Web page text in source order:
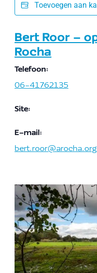
Toevoegen aan
Bert Roor –
Rocha
Telefoon:
06-41762135
Site:
E-mail:
bert.roor@arocha.org